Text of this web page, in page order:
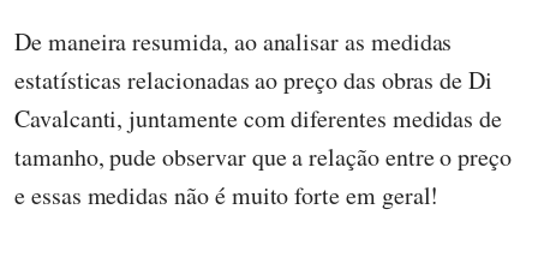
De maneira resumida, ao analisar as medidas
estatísticas relacionadas ao preço das obras de Di
Cavalcanti, juntamente com diferentes medidas de
tamanho, pude observar que a relação entre o preço
e essas medidas não é muito forte em geral!